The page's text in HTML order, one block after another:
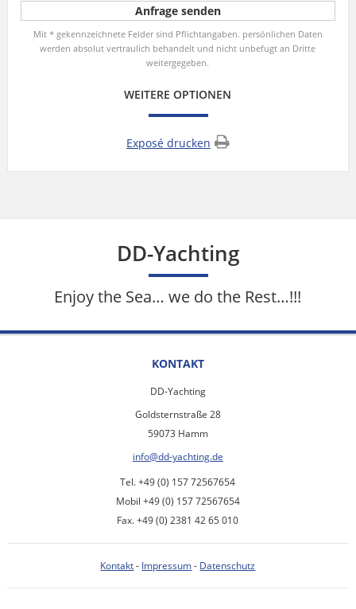
Mit * gekennzeichnete Felder sind Pflichtangaben. persönlichen Daten
werden absolut vertraulich behandelt und nicht unbefugt an Dritte
weitergegeben.
WEITERE OPTIONEN
Exposé drucken
DD-Yachting
Enjoy the Sea… we do the Rest…!!!
KONTAKT
DD-Yachting
Goldsternstraße 28
59073 Hamm
info@dd-yachting.de
Tel. +49 (0) 157 72567654
Mobil +49 (0) 157 72567654
Fax. +49 (0) 2381 42 65 010
Kontakt- Impressum- Datenschutz